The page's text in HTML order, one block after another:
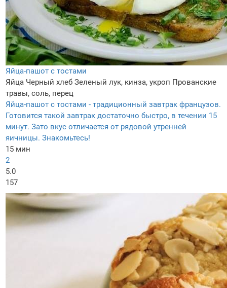
Яйца-пашот с тостами
Яйца Черный хлеб Зеленый лук, кинза, укроп Прованские
травы, соль, перец
Яйца-пашот с тостами - традиционный завтрак французов.
Готовится такой завтрак достаточно быстро, в течении 15
минут. Зато вкус отличается от рядовой утренней
яичницы. Знакомьтесь!
15 мин
2
5.0
157